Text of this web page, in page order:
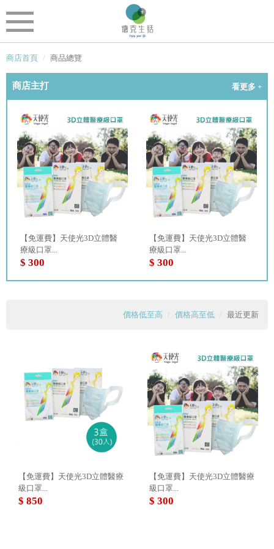
商店首頁 商品總覽
商店主打 看更多 +
【免運費】天使光3D立體醫
療級口罩...
$ 300
【免運費】天使光3D立體醫
療級口罩...
$ 300
價格低至高 價格高至低 最近更新
【免運費】天使光3D立體醫療
級口罩...
$ 850
【免運費】天使光3D立體醫療
級口罩...
$ 300